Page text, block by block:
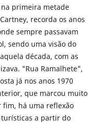
primeira metade
recorda os anos
sempre passavam
sendo uma visão do
década, com as
"Rua Ramalhete",
já nos anos 1970
que marcou muito
fim, há uma reflexão
turísticas a partir do